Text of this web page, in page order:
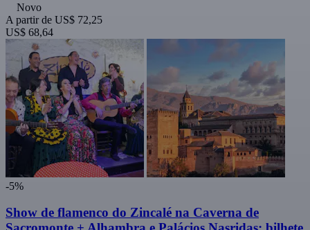
Novo
A partir de US$ 72,25
US$ 68,64
-5%
Show de flamenco do Zincalé na Caverna de